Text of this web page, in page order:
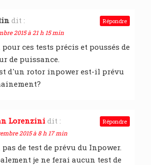
dit :
2015 à 21 h 15 min
ces tests précis et poussés de
de puissance.
d'un rotor inpower est-il prévu
Répondre
Lorenzinidit :
2015 à 8 h 17 min
pas de test de prévu du Inpower.
je ne ferai aucun test de
Répondre